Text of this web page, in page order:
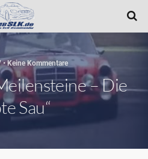
Keine Kommentare
– Die
Sau“